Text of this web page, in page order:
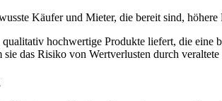
Käufer und Mieter, die bereit sind, höhere
hochwertige Produkte liefert, die
das Risiko von Wertverlusten durch